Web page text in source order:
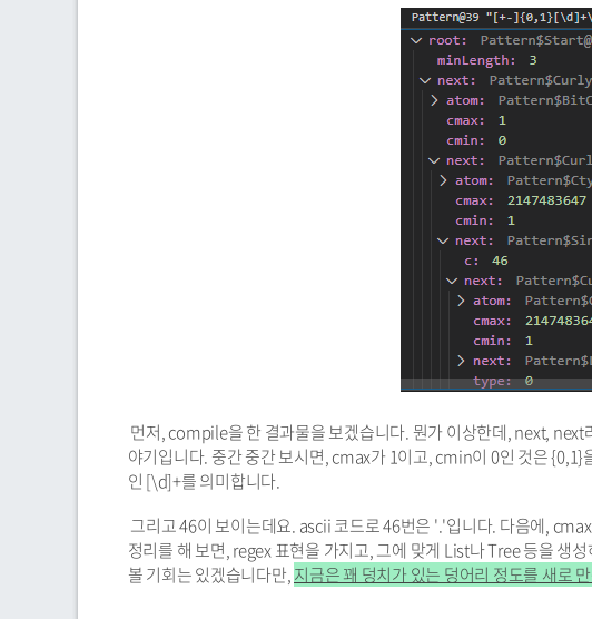
먼저, compile을 한 결과물을 보겠습니다. 뭔가 이상한데, next,
야기입니다. 중간 중간 보시면, cmax가 1이고, cmin이 0인 것은
인 [\d]+를 의미합니다.
그리고 46이 보이는데요. ascii 코드로 46번은 '.'입니다. 다음에,
정리를 해 보면, regex 표현을 가지고, 그에 맞게 List나 Tree 등을 생
볼 기회는 있겠습니다만,지금은 꽤 덩치가 있는 덩어리 정도를 새로